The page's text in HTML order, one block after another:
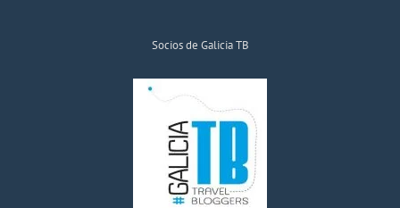
Socios de Galicia TB